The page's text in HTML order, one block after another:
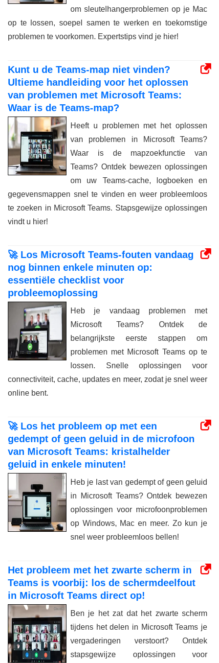
om sleutelhangerproblemen op je Mac
op te lossen, soepel samen te werken en toekomstige
problemen te voorkomen. Expertstips vind je hier!
Kunt u de Teams-map niet vinden?
Ultieme handleiding voor het oplossen
van problemen met Microsoft Teams:
Waar is de Teams-map?
Heeft u problemen met het oplossen
van problemen in Microsoft Teams?
Waar is de mapzoekfunctie van
Teams? Ontdek bewezen oplossingen
om uw Teams-cache, logboeken en
gegevensmappen snel te vinden en weer probleemloos
te zoeken in Microsoft Teams. Stapsgewijze oplossingen
vindt u hier!
🚀 Los Microsoft Teams-fouten vandaag
nog binnen enkele minuten op:
essentiële checklist voor
probleemoplossing
Heb je vandaag problemen met
Microsoft Teams? Ontdek de
belangrijkste eerste stappen om
problemen met Microsoft Teams op te
lossen. Snelle oplossingen voor
connectiviteit, cache, updates en meer, zodat je snel weer
online bent.
🚀 Los het probleem op met een
gedempt of geen geluid in de microfoon
van Microsoft Teams: kristalhelder
geluid in enkele minuten!
Heb je last van gedempt of geen geluid
in Microsoft Teams? Ontdek bewezen
oplossingen voor microfoonproblemen
op Windows, Mac en meer. Zo kun je
snel weer probleemloos bellen!
Het probleem met het zwarte scherm in
Teams is voorbij: los de schermdeelfout
in Microsoft Teams direct op!
Ben je het zat dat het zwarte scherm
tijdens het delen in Microsoft Teams je
vergaderingen verstoort? Ontdek
stapsgewijze oplossingen voor